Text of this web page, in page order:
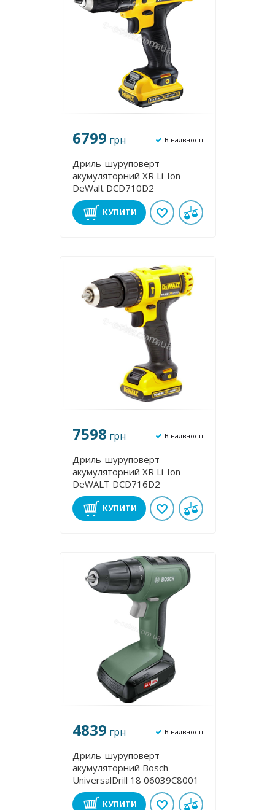
6799 грн В наявності
Дриль-шуруповерт
акумуляторний XR Li-Ion
DeWalt DCD710D2
КУПИТИ
7598 грн В наявності
Дриль-шуруповерт
акумуляторний XR Li-Ion
DeWALT DCD716D2
КУПИТИ
4839 грн В наявності
Дриль-шуруповерт
акумуляторний Bosch
UniversalDrill 18 06039C8001
КУПИТИ